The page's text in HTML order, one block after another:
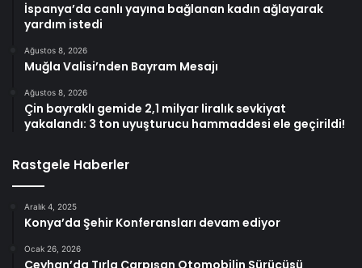
İspanya’da canlı yayına bağlanan kadın ağlayarak
yardım istedi
Ağustos 8, 2026
Muğla Valisi’nden Bayram Mesajı
Ağustos 8, 2026
Çin bayraklı gemide 2,1 milyar liralık sevkiyat
yakalandı: 3 ton uyuşturucu hammaddesi ele geçirildi!
Rastgele Haberler
Aralık 4, 2025
Konya’da Şehir Konferansları devam ediyor
Ocak 26, 2026